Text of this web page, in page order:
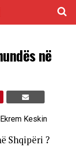
në
Shqipëri ?